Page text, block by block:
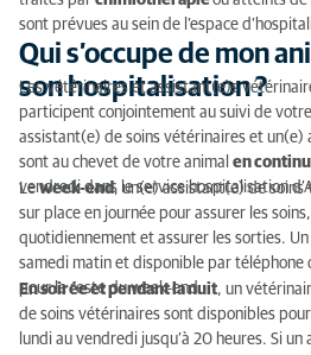
sont prévues au sein de l’espace
Qui s’occupe de mon
son hospitalisation ?
Les vétérinaires et assistant(e)s
participent conjointement au suivi de
assistant(e) de soins vétérinaires et un(e)
sont au chevet de votre animal en
vendredi dans le service hospitalisation
Leweek-end, un(e) assistant(e) de
sur place en journée pour assurer les
quotidiennement et assurer les sorties.
samedi matin et disponible par téléphone
pour le reste du week-end.
En soirée et pendant la nuit, un
de soins vétérinaires sont disponibles
lundi au vendredi jusqu’à 20 heures. Si un